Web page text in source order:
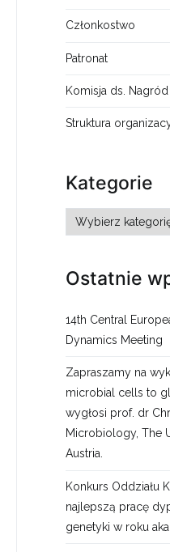
Członkostwo
Patronat
Komisja ds. Nagród
Struktura
Kategorie
Kategorie
Ostatnie
14th Central
Dynamics Meeting
Zapraszamy na
microbial cells to
wygłosi prof. dr
Microbiology, The
Austria.
Konkurs Oddziału
najlepszą pracę
genetyki w roku